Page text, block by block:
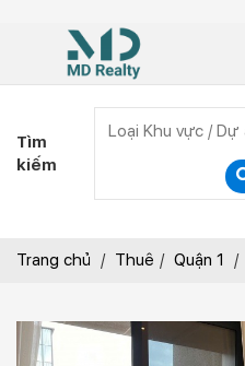
Tìm
kiếm
Trang chủ / Thuê / Quận 1 /